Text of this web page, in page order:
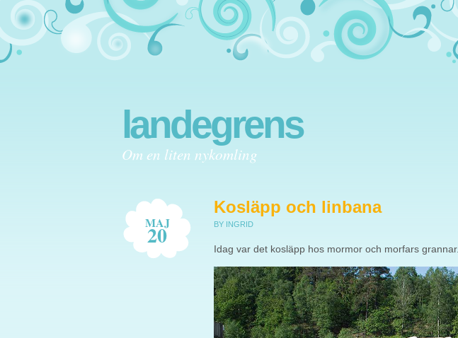
landegrens
Om en liten nykomling
MAJ
20
Kosläpp och linbana
BY INGRID
Idag var det kosläpp hos mormor och morfars grannar.